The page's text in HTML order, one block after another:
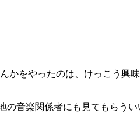
かをやったのは、けっこう興
音楽関係者にも見てもらう